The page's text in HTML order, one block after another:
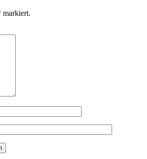
markiert.